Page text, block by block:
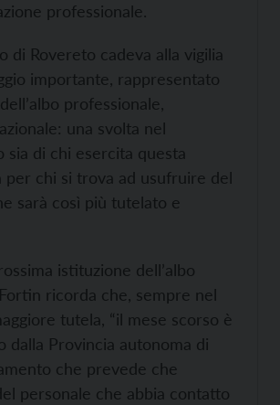
professionale.
di Rovereto cadeva alla vigilia
importante, rappresentato
professionale,
una svolta nel
sia di chi esercita questa
per chi si trova ad usufruire del
sarà così più tutelato e
istituzione dell’albo
ricorda che, sempre nel
tutela, “il mese scorso è
dalla Provincia autonoma di
che prevede che
personale che abbia contatto